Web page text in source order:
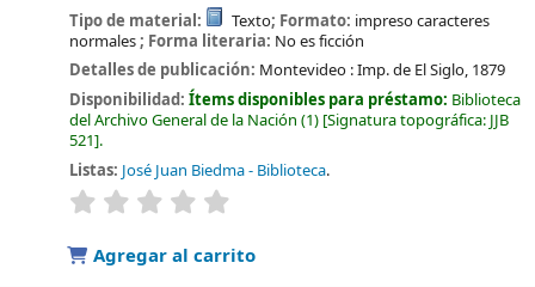
Tipo de material: Texto; Formato: impreso caracteres
normales; Forma literaria: No es ficción
Detalles de publicación: Montevideo :Imp. de El Siglo, 1879
Disponibilidad:Ítems disponibles para préstamo: Biblioteca
del Archivo General de la Nación (1) Signatura topográfica: JJB
521 .
Listas: José Juan Biedma - Biblioteca.
valoración
Agregar al carrito